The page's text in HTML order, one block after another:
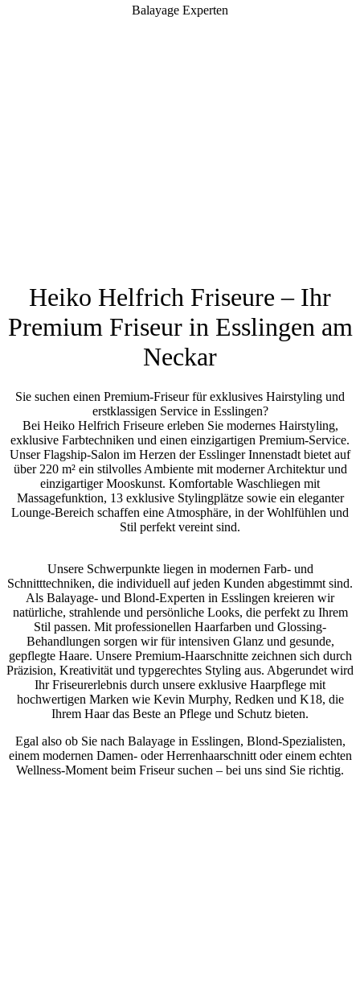
Balayage Experten
Heiko Helfrich Friseure – Ihr
Premium Friseur in Esslingen am
Neckar
Sie suchen einen Premium-Friseur für exklusives Hairstyling und
erstklassigen Service in Esslingen?
Bei Heiko Helfrich Friseure erleben Sie modernes Hairstyling,
exklusive Farbtechniken und einen einzigartigen Premium-Service.
Unser Flagship-Salon im Herzen der Esslinger Innenstadt bietet auf
über 220 m² ein stilvolles Ambiente mit moderner Architektur und
einzigartiger Mooskunst. Komfortable Waschliegen mit
Massagefunktion, 13 exklusive Stylingplätze sowie ein eleganter
Lounge-Bereich schaffen eine Atmosphäre, in der Wohlfühlen und
Stil perfekt vereint sind.
Unsere Schwerpunkte liegen in modernen Farb- und
Schnitttechniken, die individuell auf jeden Kunden abgestimmt sind.
Als Balayage- und Blond-Experten in Esslingen kreieren wir
natürliche, strahlende und persönliche Looks, die perfekt zu Ihrem
Stil passen. Mit professionellen Haarfarben und Glossing-
Behandlungen sorgen wir für intensiven Glanz und gesunde,
gepflegte Haare. Unsere Premium-Haarschnitte zeichnen sich durch
Präzision, Kreativität und typgerechtes Styling aus. Abgerundet wird
Ihr Friseurerlebnis durch unsere exklusive Haarpflege mit
hochwertigen Marken wie Kevin Murphy, Redken und K18, die
Ihrem Haar das Beste an Pflege und Schutz bieten.
Egal also ob Sie nach Balayage in Esslingen, Blond-Spezialisten,
einem modernen Damen- oder Herrenhaarschnitt oder einem echten
Wellness-Moment beim Friseur suchen – bei uns sind Sie richtig.